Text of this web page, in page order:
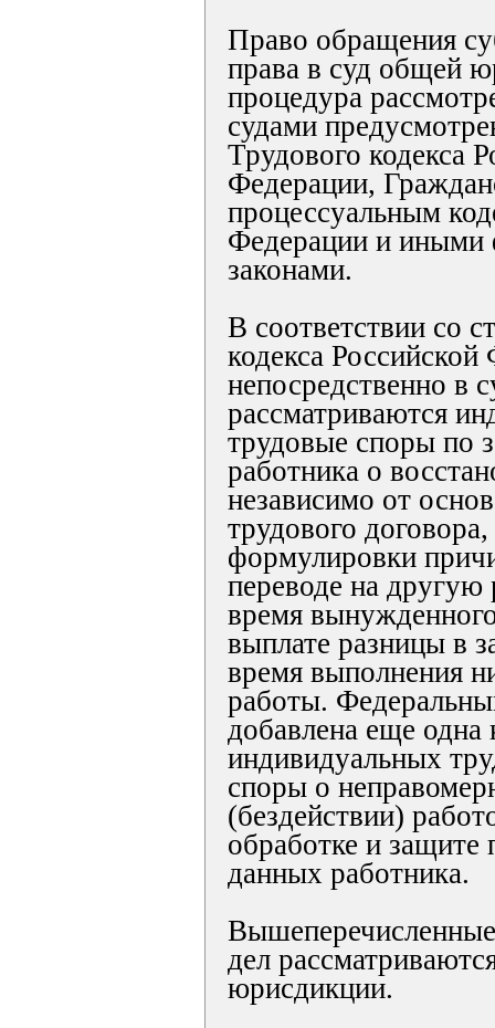
Право обращения
права в суд общей
процедура
судами
Трудового кодекса
Федерации,
процессуальным
Федерации и иными
законами.
В соответствии со
кодекса
непосредственно в
рассматриваются
трудовые споры по
работника о
независимо от
трудового
формулировки
переводе на другую
время
выплате разницы в
время выполнения
работы.
добавлена еще одна
индивидуальных
споры о
(бездействии)
обработке и защите
данных работника.
дел
юрисдикции.